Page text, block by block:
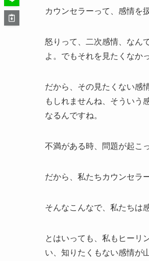
カウンセラーって、感情を
怒りって、二次感情、なん
よ。でもそれを見たくなか
だから、その見たくない感
もしれませんね、そういう
なるんですね。
不満がある時、問題が起こ
だから、私たちカウンセラ
そんなこんなで、私たちは
とはいっても、私もヒーリ
い、知りたくもない感情が